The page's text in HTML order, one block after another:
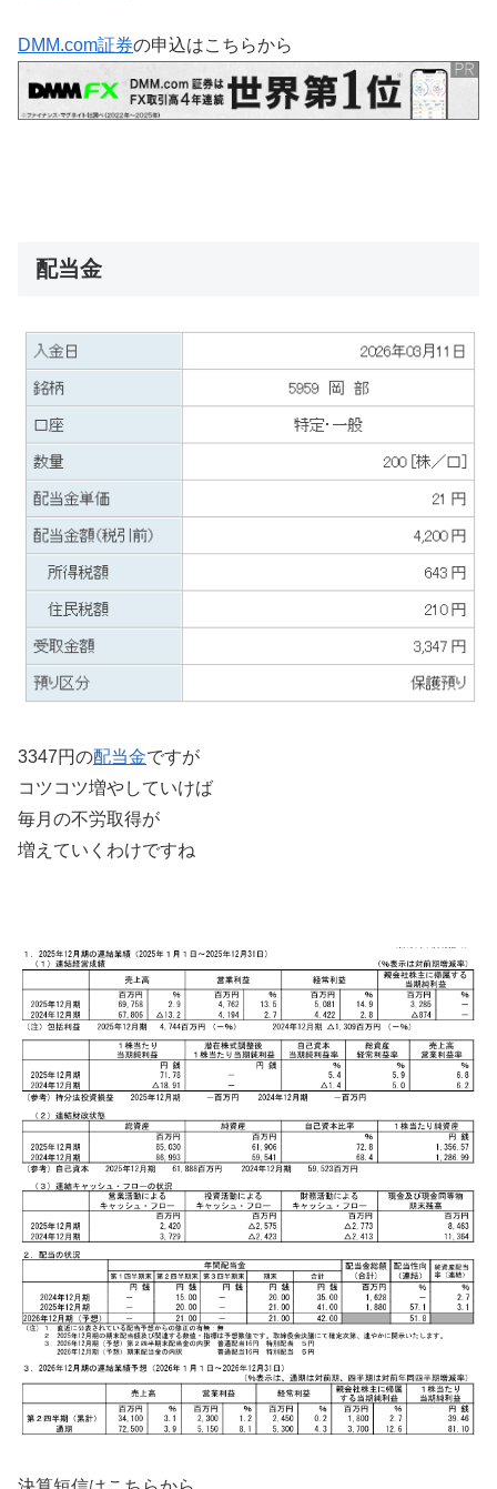
DMM.com証券の申込はこちらから
配当金
3347円の配当金ですが
コツコツ増やしていけば
毎月の不労取得が
増えていくわけですね